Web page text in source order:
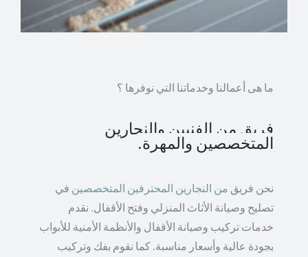
ما هى أعمالنا وخدماتنا التي نوفرها ؟
فريق من الفنيين والنجارين
المتخصصين والمهرة.
نحن فريق من النجارين المحترفين المتخصصين في
تصليح وصيانة الأثاث المنزلي وفتح الأقفال. نقدم
خدمات تركيب وصيانة الأقفال والأنظمة الأمنية للأبواب
بجودة عالية وأسعار مناسبة. كما نقوم بفك وتركيب